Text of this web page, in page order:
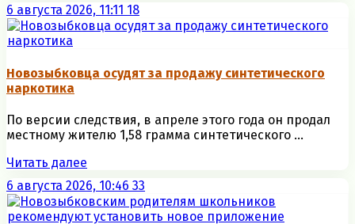
6 августа 2026, 11:11 18
Новозыбковца осудят за продажу синтетического
наркотика
По версии следствия, в апреле этого года он продал
местному жителю 1,58 грамма синтетического ...
Читать далее
6 августа 2026, 10:46 33